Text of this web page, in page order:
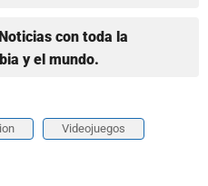
con toda la
y el mundo.
Videojuegos